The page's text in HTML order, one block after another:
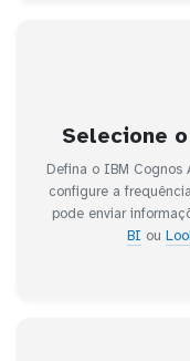
Selecione
Defina o IBM Cognos
configure a
pode enviar
BI ou